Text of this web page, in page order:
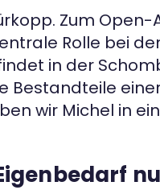
Zum
Rolle bei
in der
Bestandteile
wir Michel in